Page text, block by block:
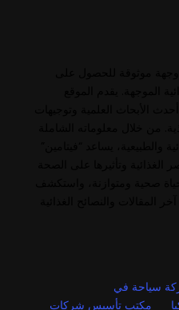
سياحة في
مكتب تأسيس شركات